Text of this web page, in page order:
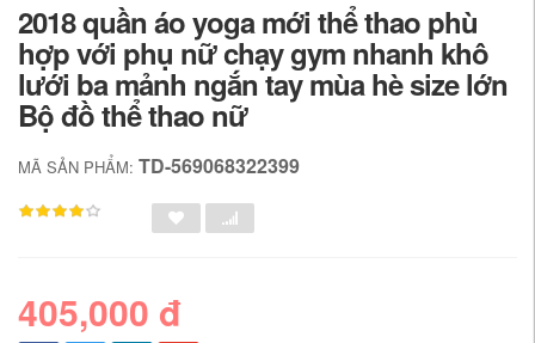
2018 quần áo yoga mới thể thao phù
hợp với phụ nữ chạy gym nhanh khô
lưới ba mảnh ngắn tay mùa hè size lớn
Bộ đồ thể thao nữ
MÃ SẢN PHẨM: TD-569068322399
405,000 đ